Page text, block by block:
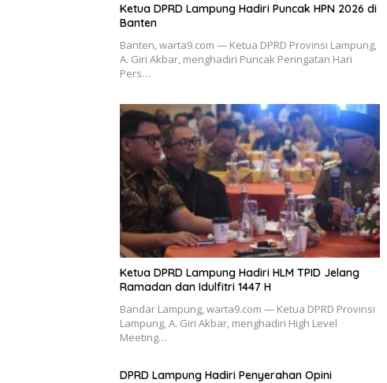
Ketua DPRD Lampung Hadiri Puncak HPN 2026 di
Banten
Banten, warta9.com — Ketua DPRD Provinsi Lampung,
A. Giri Akbar, menghadiri Puncak Peringatan Hari
Pers…
Ketua DPRD Lampung Hadiri HLM TPID Jelang
Ramadan dan Idulfitri 1447 H
Bandar Lampung, warta9.com — Ketua DPRD Provinsi
Lampung, A. Giri Akbar, menghadiri High Level
Meeting…
DPRD Lampung Hadiri Penyerahan Opini